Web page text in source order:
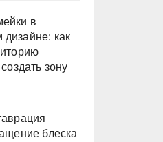
в
как
зону
блеска